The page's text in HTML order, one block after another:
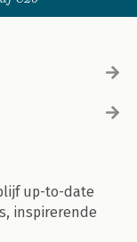
up-to-date
inspirerende